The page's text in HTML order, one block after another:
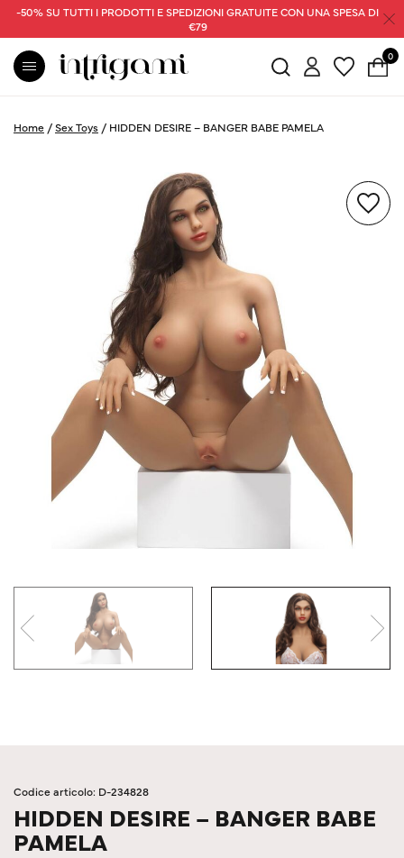
-50% SU TUTTI I PRODOTTI E SPEDIZIONI GRATUITE CON UNA SPESA DI
€79
0
Home /Sex Toys / HIDDEN DESIRE – BANGER BABE PAMELA
Codice articolo: D-234828
HIDDEN DESIRE – BANGER BABE
PAMELA